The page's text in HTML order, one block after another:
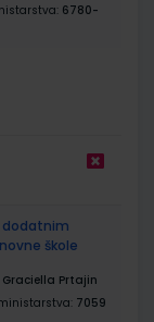
6780-
dodatnim
škole
Prtajin
7059